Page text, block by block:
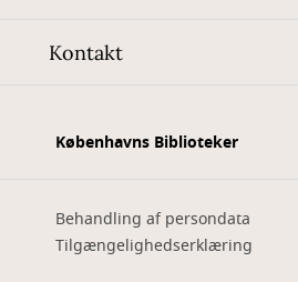
Kontakt
Københavns Biblioteker
Behandling af persondata
Tilgængelighedserklæring